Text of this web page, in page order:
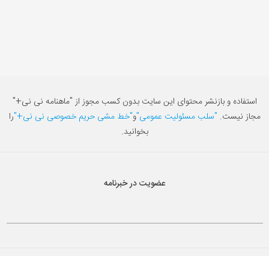
استفاده و بازنشر محتوای این سایت بدون کسب مجوز از "ماهنامه نی نی+"
مجاز نیست. "سلب مسئولیت عمومی"و"خط مشی حریم خصوصی نی نی+"را
بخوانید.
عضویت در خبرنامه